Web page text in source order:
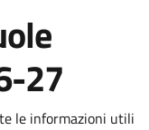
27
le informazioni utili